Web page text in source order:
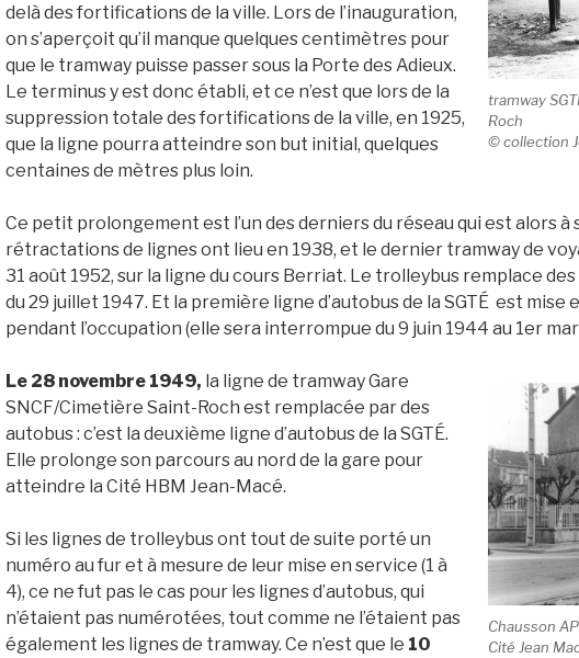
tramway
Roch
© collection
delà des fortifications de la ville. Lors de l’inauguration,
on s’aperçoit qu’il manque quelques centimètres pour
que le tramway puisse passer sous la Porte des Adieux.
Le terminus y est donc établi, et ce n’est que lors de la
suppression totale des fortifications de la ville, en 1925,
que la ligne pourra atteindre son but initial, quelques
centaines de mètres plus loin.
Ce petit prolongement est l’un des derniers du réseau qui est alors
rétractations de lignes ont lieu en 1938, et le dernier tramway de
31 août 1952, sur la ligne du cours Berriat. Le trolleybus remplace
du 29 juillet 1947. Et la première ligne d’autobus de la SGTÉ est mise
pendant l’occupation (elle sera interrompue du 9 juin 1944 au 1er
Chausson
Cité Jean
Le 28 novembre 1949, la ligne de tramway Gare
SNCF/Cimetière Saint-Roch est remplacée par des
autobus : c’est la deuxième ligne d’autobus de la SGTÉ.
Elle prolonge son parcours au nord de la gare pour
atteindre la Cité HBM Jean-Macé.
Si les lignes de trolleybus ont tout de suite porté un
numéro au fur et à mesure de leur mise en service (1 à
4), ce ne fut pas le cas pour les lignes d’autobus, qui
n’étaient pas numérotées, tout comme ne l’étaient pas
également les lignes de tramway. Ce n’est que le 10